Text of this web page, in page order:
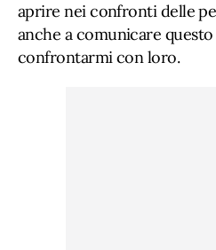
aprire nei confronti delle
anche a comunicare questo
confrontarmi con loro.